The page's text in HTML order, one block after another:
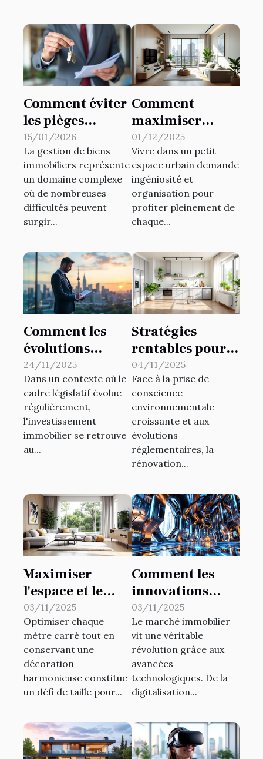
Comment éviter
les pièges
courants en
gestion de biens
immobiliers ?
15/01/2026
La gestion de biens
immobiliers représente
un domaine complexe
où de nombreuses
difficultés peuvent
surgir...
Comment
maximiser
l'espace dans les
petits habitats
urbains ?
01/12/2025
Vivre dans un petit
espace urbain demande
ingéniosité et
organisation pour
profiter pleinement de
chaque...
Comment les
évolutions
législatives
impactent
l'investissement
immobilier ?
24/11/2025
Dans un contexte où le
cadre législatif évolue
régulièrement,
l'investissement
immobilier se retrouve
au...
Stratégies
rentables pour
la rénovation
éco-responsable
de biens locatifs
04/11/2025
Face à la prise de
conscience
environnementale
croissante et aux
évolutions
réglementaires, la
rénovation...
Maximiser
l'espace et le
style : intégrer
des meubles
multifonctions
dans votre
décoration
03/11/2025
Optimiser chaque
mètre carré tout en
conservant une
décoration
harmonieuse constitue
un défi de taille pour...
Comment les
innovations
technologiques
transforment-
elles le marché
immobilier ?
03/11/2025
Le marché immobilier
vit une véritable
révolution grâce aux
avancées
technologiques. De la
digitalisation...